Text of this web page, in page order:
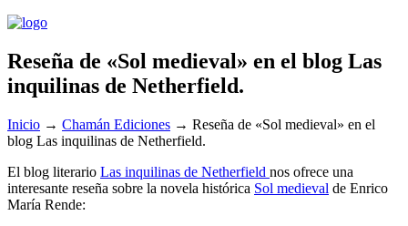
Reseña de «Sol medieval» en el blog Las
inquilinas de Netherfield.
Inicio → Chamán Ediciones → Reseña de «Sol medieval» en el
blog Las inquilinas de Netherfield.
El blog literario Las inquilinas de Netherfield nos ofrece una
interesante reseña sobre la novela histórica Sol medieval de Enrico
María Rende: